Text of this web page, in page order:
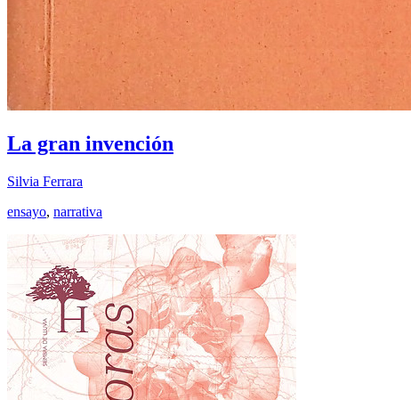
La gran invención
Silvia Ferrara
ensayo, narrativa